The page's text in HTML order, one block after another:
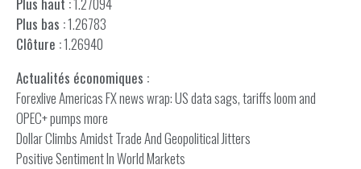
Plus bas :1.26783
Clôture :1.26940
Actualités économiques :
Forexlive Americas FX news wrap: US data sags, tariffs loom and
OPEC+ pumps more
Dollar Climbs Amidst Trade And Geopolitical Jitters
Positive Sentiment In World Markets